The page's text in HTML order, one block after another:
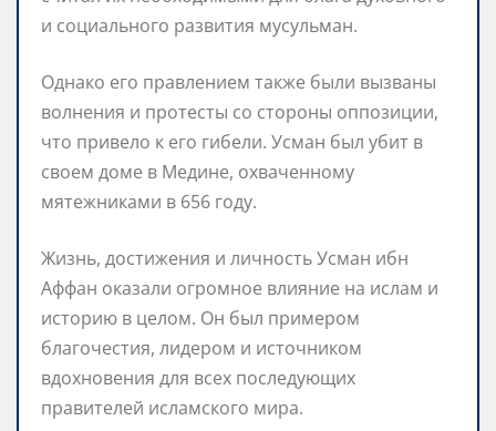
и социального развития мусульман.
Однако его правлением также были вызваны
волнения и протесты со стороны оппозиции,
что привело к его гибели. Усман был убит в
своем доме в Медине, охваченному
мятежниками в 656 году.
Жизнь, достижения и личность Усман ибн
Аффан оказали огромное влияние на ислам и
историю в целом. Он был примером
благочестия, лидером и источником
вдохновения для всех последующих
правителей исламского мира.